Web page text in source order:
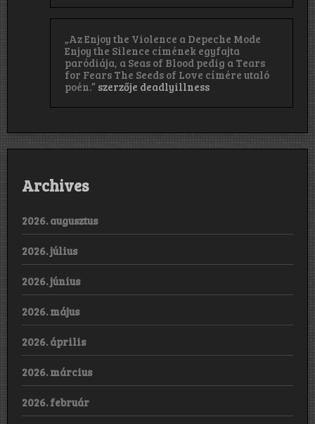
„Az Enjoy the Violence a Depeche Mode
Enjoy the Silence címének egyfajta
paródiája, a Seas of Blood pedig a Tears
for Fears The Seeds of Love címére utaló
poén.” szerzője deadlyillness
Archives
2026. augusztus
2026. július
2026. június
2026. május
2026. április
2026. március
2026. február